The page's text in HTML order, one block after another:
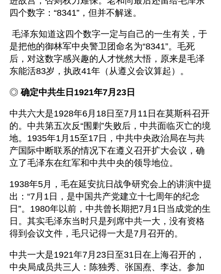
四个数字：“8341”，但并不解迷。
是把他的御林军中央警卫团命名为“8341”。毛死
后，对这数字感兴趣的人才恍然大悟，原来是毛泽
东能活83岁，执政41年（从遵义会议算起）。
◎ 确定中共生日1921年7月23日
中共六大是1928年6月18日至7月11日在莫斯科召开
的。中共第五次反“围剿”失败后，中共面临灭亡的境
地。1935年1月15至17日，中共中央政治局在与共
产国际中断联系的情况下在遵义召开扩大会议，确
立了毛泽东在红军和中共中央的领导地位。
1938年5月，毛在延安抗日战争研究会上的讲演中提
出：“7月1日，是中国共产党建立十七周年的纪念
日”。1980年以前，中共曾长期把7月1日当成党的生
日。其实毛泽东当时只是列席中共一大，没有资格
得到会议文件，毛只记得一大是7月召开的。
中共一大是1921年7月23日至31日在上海召开的，
中央局成员共三人：陈独秀、张国焘、李达。参加